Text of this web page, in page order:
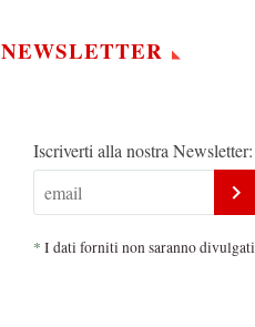
NEWSLETTER
Iscriverti alla nostra Newsletter:
* I dati forniti non saranno divulgati